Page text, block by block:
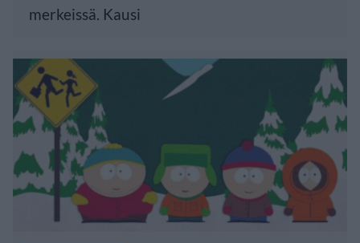
merkeissä. Kausi